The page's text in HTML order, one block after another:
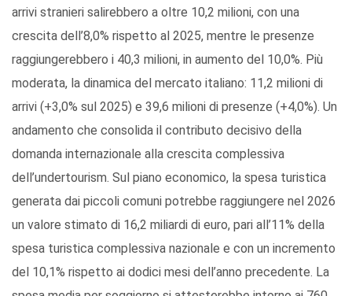
arrivi stranieri salirebbero a oltre 10,2 milioni, con una
crescita dell’8,0% rispetto al 2025, mentre le presenze
raggiungerebbero i 40,3 milioni, in aumento del 10,0%. Più
moderata, la dinamica del mercato italiano: 11,2 milioni di
arrivi (+3,0% sul 2025) e 39,6 milioni di presenze (+4,0%). Un
andamento che consolida il contributo decisivo della
domanda internazionale alla crescita complessiva
dell’undertourism. Sul piano economico, la spesa turistica
generata dai piccoli comuni potrebbe raggiungere nel 2026
un valore stimato di 16,2 miliardi di euro, pari all’11% della
spesa turistica complessiva nazionale e con un incremento
del 10,1% rispetto ai dodici mesi dell’anno precedente. La